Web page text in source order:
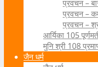
प्रवचन –
प्रवचन –
प्रवचन –
आर्यिका 105
मुनि श्री 108
जैन धर्म